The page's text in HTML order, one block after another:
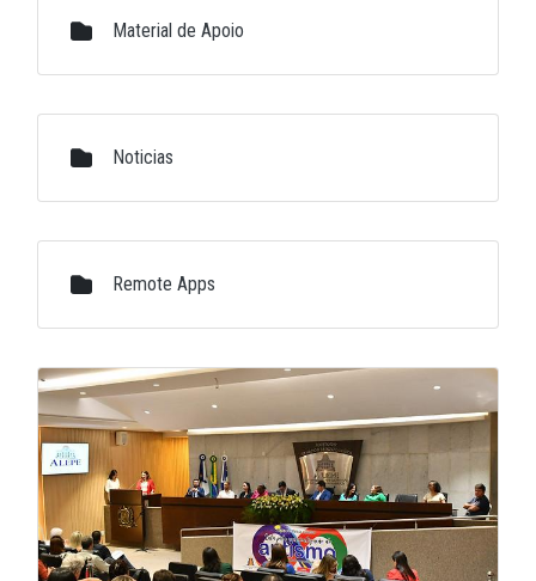
Material de Apoio
Noticias
Remote Apps
Galeria de Mídias